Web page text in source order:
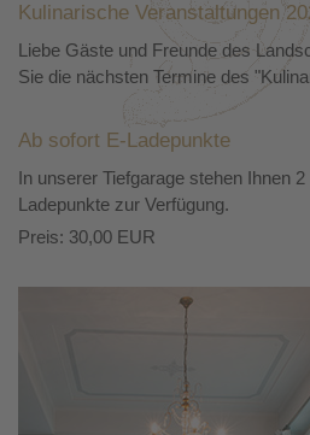
Kulinarische Veranstaltungen
Liebe Gäste und Freunde des
Sie die nächsten Termine des
Ab sofort E-Ladepunkte
In unserer Tiefgarage stehen Ihnen
Ladepunkte zur Verfügung.
Preis: 30,00 EUR